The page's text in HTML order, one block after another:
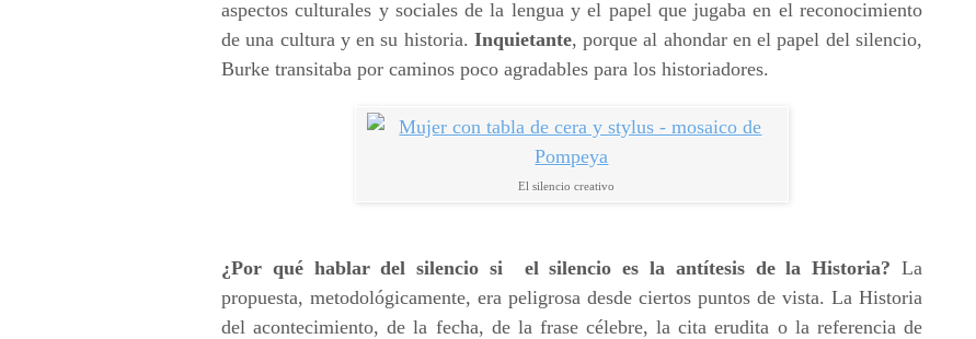
aspectos culturales y sociales de la lengua y el papel que jugaba en el reconocimiento
de una cultura y en su historia. Inquietante, porque al ahondar en el papel del silencio,
Burke transitaba por caminos poco agradables para los historiadores.
El silencio creativo
¿Por qué hablar del silencio si el silencio es la antítesis de la Historia? La
propuesta, metodológicamente, era peligrosa desde ciertos puntos de vista. La Historia
del acontecimiento, de la fecha, de la frase célebre, la cita erudita o la referencia de